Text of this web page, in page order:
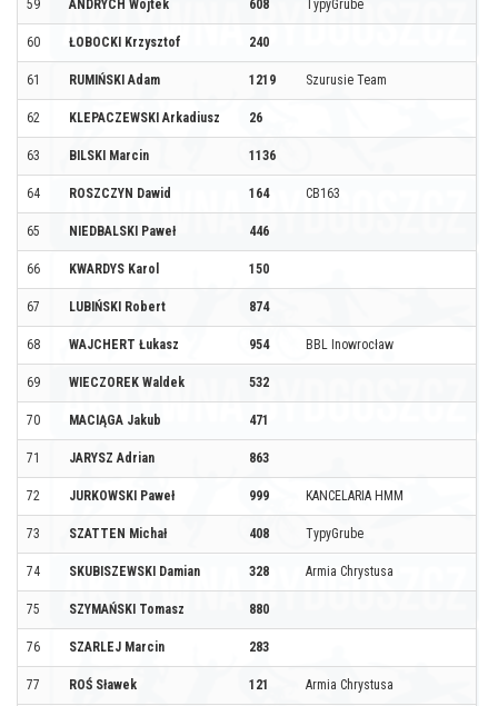
59 ANDRYCH Wojtek 608 TypyGrube
60 ŁOBOCKI Krzysztof 240
61 RUMIŃSKI Adam 1219 Szurusie Team
62 KLEPACZEWSKI Arkadiusz 26
63 BILSKI Marcin 1136
64 ROSZCZYN Dawid 164 CB163
65 NIEDBALSKI Paweł 446
66 KWARDYS Karol 150
67 LUBIŃSKI Robert 874
68 WAJCHERT Łukasz 954 BBL Inowrocław
69 WIECZOREK Waldek 532
70 MACIĄGA Jakub 471
71 JARYSZ Adrian 863
72 JURKOWSKI Paweł 999 KANCELARIA HMM
73 SZATTEN Michał 408 TypyGrube
74 SKUBISZEWSKI Damian 328 Armia Chrystusa
75 SZYMAŃSKI Tomasz 880
76 SZARLEJ Marcin 283
77 ROŚ Sławek 121 Armia Chrystusa